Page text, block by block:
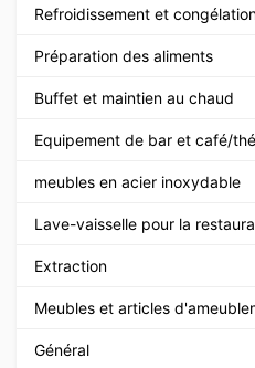
Refroidissement et
Préparation des aliments
Buffet et maintien au chaud
Equipement de bar et café/thé
meubles en acier inoxydable
Lave-vaisselle pour la
Extraction
Meubles et articles
Général